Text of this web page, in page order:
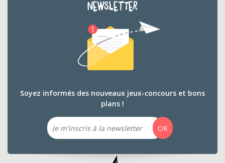
NEWSLETTER
Soyez informés des nouveaux jeux-concours et bons
plans !
Email
OK